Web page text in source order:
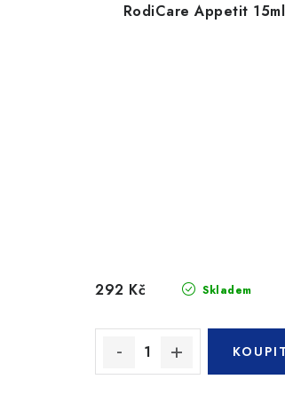
RodiCare Appetit 15ml
Skladem
292 Kč